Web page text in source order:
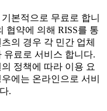
본적으로 무료로 합니
협약에 의해 RISS를 통
의 경우 각 민간 업체
유료로 서비스 합니다.
정책에 따라 이용 요
에는 온라인으로 서비
.